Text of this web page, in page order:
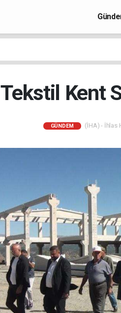
Tekstil Kent
GÜNDEM (İHA) - İhlas